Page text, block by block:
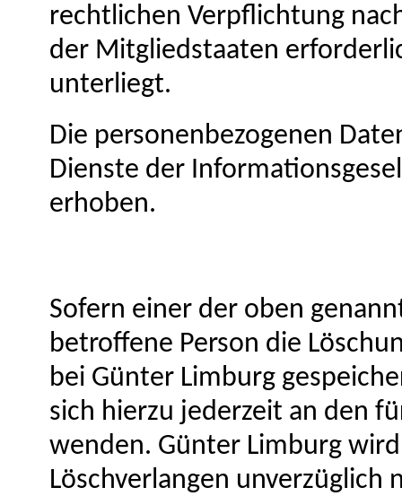
rechtlichen Verpflichtung
der Mitgliedstaaten
unterliegt.
Die personenbezogenen
Dienste der
erhoben.
Sofern einer der oben
betroffene Person die
bei Günter Limburg
sich hierzu jederzeit an den
wenden. Günter Limburg
Löschverlangen unverzüglich